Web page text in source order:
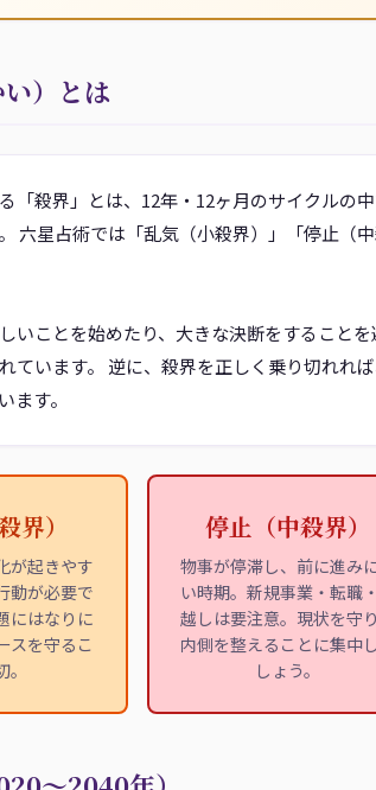
）とは
「殺界」とは、12年・12ヶ月のサイクルの中
六星占術では「乱気（小殺界）」「停止（
いことを始めたり、大きな決断をすること
ています。 逆に、殺界を正しく乗り切れれ
ます。
界）
が起きやす
動が必要で
にはなりに
スを守るこ
停止（中殺界）
物事が停滞し、前に進み
い時期。新規事業・転職
越しは要注意。現状を守り
内側を整えることに集中
しょう。